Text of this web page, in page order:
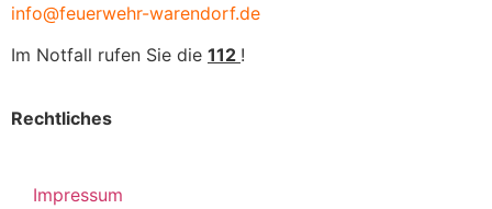
info@feuerwehr-warendorf.de
Im Notfall rufen Sie die 112 !
Rechtliches
Impressum